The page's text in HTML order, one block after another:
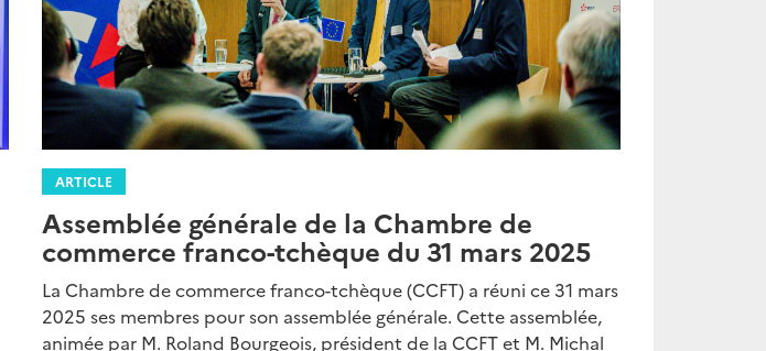
ARTICLE
Assemblée générale de la Chambre de
commerce franco-tchèque du 31 mars 2025
La Chambre de commerce franco-tchèque (CCFT) a réuni ce 31 mars
2025 ses membres pour son assemblée générale. Cette assemblée,
animée par M. Roland Bourgeois, président de la CCFT et M. Michal